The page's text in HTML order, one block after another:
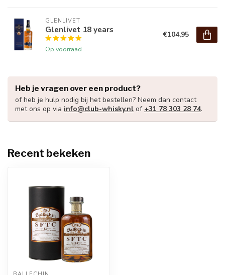
GLENLIVET
Glenlivet 18 years
Op voorraad
€104,95
Heb je vragen over een product?
of heb je hulp nodig bij het bestellen? Neem dan contact
met ons op via info@club-whisky.nl of +31 78 303 28 74.
Recent bekeken